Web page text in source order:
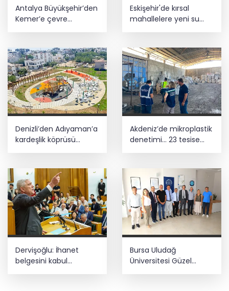
Antalya Büyükşehir’den
Kemer’e çevre
Eskişehir'de kırsal
mahallelere yeni su
Denizli’den Adıyaman’a
kardeşlik köprüsü
kuruldu
Akdeniz’de mikroplastik
denetimi... 23 tesise
47,6 milyon TL ceza!
Dervişoğlu: İhanet
belgesini kabul
Bursa Uludağ
Üniversitesi Güzel